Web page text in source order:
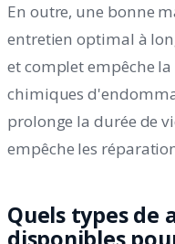
En outre, une bonne
entretien optimal à
et complet empêche
chimiques
prolonge la durée de
empêche les
Quels types de